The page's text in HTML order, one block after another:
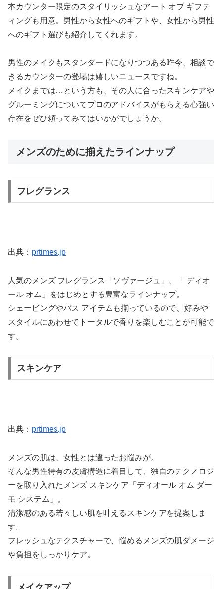
本カウンター限定のスタイリッシュなアート オブ ギフテ
ィングも用意。男性から女性へのギフトや、女性から男性
へのギフト選びも紹介してくれます。
男性のメイクもスタンダードになりつつある昨今、相談で
きるカウンターの登場は嬉しいニュースですね。
メイクまでは…という方も、その人に合ったスキンケアや
グルーミングについてプロのアドバイスがもらえる心強い
存在をぜひ頼ってみてはいかがでしょうか。
メンズのために揃えたラインナップ
フレグランス
出典： prtimes.jp
人気のメンズ フレグランス「ソヴァージュ」、「 ディオ
ール オム」をはじめとする豊富なラインナップ。
シェービングやバス アイテムも揃っているので、好みや
スタイルにあわせてトータルで香りを楽しむことが可能で
す。
スキンケア
出典： prtimes.jp
メンズの肌は、女性とは違ったお悩みが。
そんな男性特有の皮膚構造に着目して、独自のテクノロジ
ーを取り入れたメンズ スキンケア「ディオール オム ダー
モ システム」。
清潔感のある若々しい肌を叶えるスキンケアを提案しま
す。
フレッシュなテクスチャーで、悩めるメンズの肌ダメージ
や負担をしっかりケア。